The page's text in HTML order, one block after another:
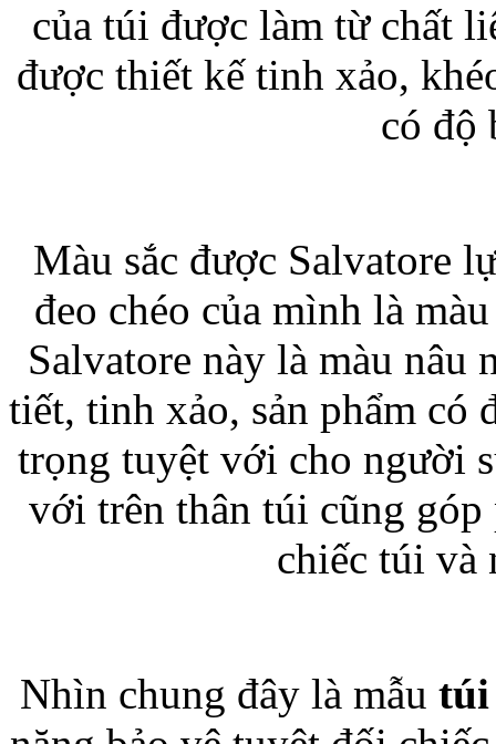
Bao da
của túi được làm từ chất
được thiết kế tinh xảo,
có độ
Màu sắc được Salvatore
đeo chéo của mình là
Salvatore này là màu nâu
tiết, tinh xảo, sản phẩm có
trọng tuyệt với cho người
với trên thân túi cũng góp
chiếc túi và
Nhìn chung đây là mẫu túi